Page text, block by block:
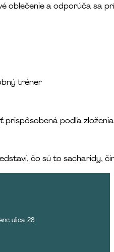
oblečenie a odporúča sa
tréner
podľa
čo sú to sacharidy,
ulica 28